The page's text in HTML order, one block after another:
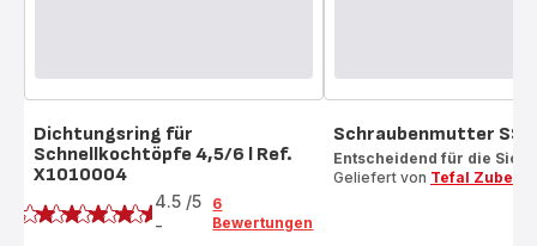
Dichtungsring für
Schnellkochtöpfe 4,5/6 l Ref.
X1010004
Bewertung
4.5 /5
-
6
Bewertungen
Schraubenmutter
Entscheidend für die
Geliefert von Tefal